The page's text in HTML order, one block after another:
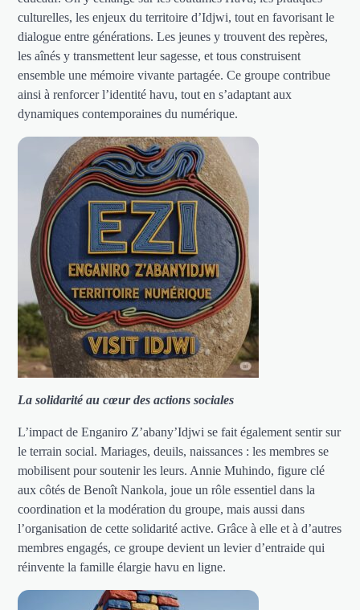
culturelles, les enjeux du territoire d’Idjwi, tout en favorisant le
dialogue entre générations. Les jeunes y trouvent des repères,
les aînés y transmettent leur sagesse, et tous construisent
ensemble une mémoire vivante partagée. Ce groupe contribue
ainsi à renforcer l’identité havu, tout en s’adaptant aux
dynamiques contemporaines du numérique.
La solidarité au cœur des actions sociales
L’impact de Enganiro Z’abany’Idjwi se fait également sentir sur
le terrain social. Mariages, deuils, naissances : les membres se
mobilisent pour soutenir les leurs. Annie Muhindo, figure clé
aux côtés de Benoît Nankola, joue un rôle essentiel dans la
coordination et la modération du groupe, mais aussi dans
l’organisation de cette solidarité active. Grâce à elle et à d’autres
membres engagés, ce groupe devient un levier d’entraide qui
réinvente la famille élargie havu en ligne.